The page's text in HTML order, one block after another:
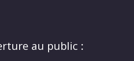
au public :